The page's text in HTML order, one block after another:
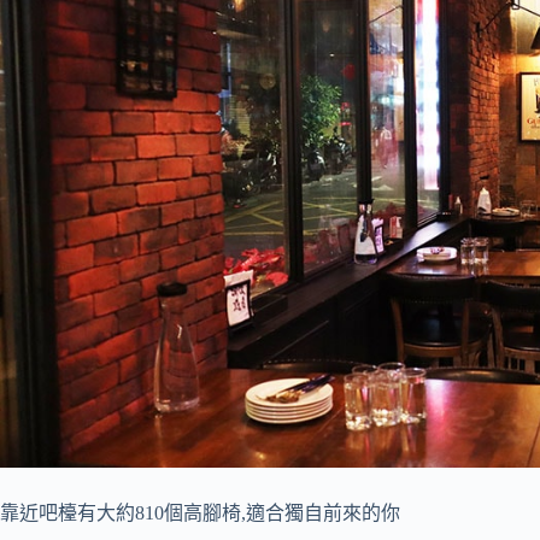
靠近吧檯有大約810個高腳椅,適合獨自前來的你